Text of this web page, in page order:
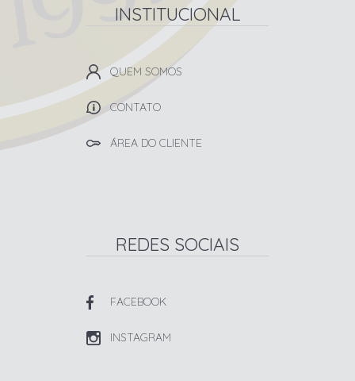
INSTITUCIONAL
QUEM SOMOS
CONTATO
ÁREA DO CLIENTE
REDES SOCIAIS
FACEBOOK
INSTAGRAM